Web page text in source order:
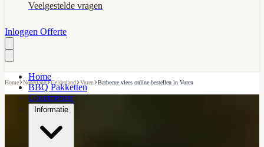
Veelgestelde vragen
Inloggen Offerte
Home
BBQ Pakketten
Gourmetten
Informatie
Home›Nederland›Gelderland›Vuren›Barbecue vlees online bestellen in Vuren